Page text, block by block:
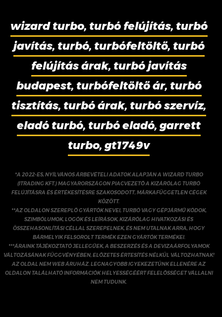
wizard turbo, turbó felújítás, turbó
javítás, turbó, turbófeltöltő, turbó
felújítás árak, turbó javítás
budapest, turbófeltöltő ár, turbó
tisztítás, turbó árak, turbó szervíz,
eladó turbó, turbó eladó, garrett
turbo, gt1749v
*A 2022-ES, NYÍLVÁNOS ÁRBEVÉTELI ADATOK ALAPJÁN A WIZARD TURBO
(ITRADING KFT.) MAGYARORSZÁGON PIACVEZETŐ A KIZÁRÓLAG TURBÓ
FELÚJÍTÁSRA ÉS ÉRTÉKESÍTÉSRE SZAKOSODOTT, MÁRKAFÜGGETLEN CÉGEK
KÖZÖTT.
**AZ OLDALON SZEREPLŐ GYÁRTÓK NEVEI, TURBÓ VAGY GÉPJÁRMŰ KÓDOK,
SZIMBÓLUMOK, LOGÓK ÉS LEÍRÁSOK, KIZÁRÓLAG HIVATKOZÁSI ÉS
ÖSSZEHASONLÍTÁSI CÉLLAL SZEREPELNEK, ÉS NEM UTALNAK ARRA, HOGY
BÁRMELYIK FELSOROLT TERMÉK EZEN GYÁRTÓK TERMÉKEI.
***ÁRAINK TÁJÉKOZTATÓ JELLEGŰEK, A BESZERZÉS ÉS A DEVIZAÁRFOLYAMOK
VÁLTOZÁSÁNAK FÜGGVÉNYÉBEN, ELŐZETES ÉRTESÍTÉS NÉLKÜL VÁLTOZHATNAK!
AZ OLDAL NEM WEB ÁRUHÁZ. LEGNAGYOBB IGYEKEZETÜNK ELLENÉRE AZ
OLDALON TALÁLHATÓ INFORMÁCIÓK HELYESSÉGÉÉRT FELELŐSSÉGET VÁLLALNI
NEM TUDUNK.